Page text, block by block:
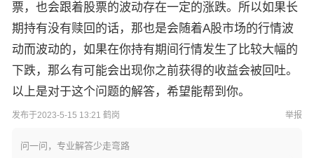
票，也会跟着股票的波动存在一定的涨跌。所以如果长
期持有没有赎回的话，那也是会随着A股市场的行情波
动而波动的，如果在你持有期间行情发生了比较大幅的
下跌，那么有可能会出现你之前获得的收益会被回吐。
以上是对于这个问题的解答，希望能帮到你。
发布于2023-5-15 13:21 鹤岗 举报
问一问，专业解答少走弯路